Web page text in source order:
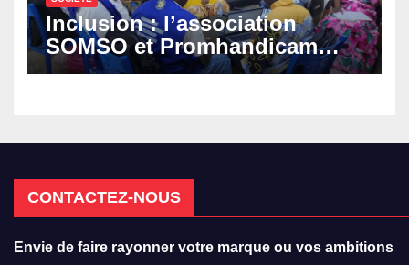
Inclusion : l’association
SOMSO et Promhandicam
militent en faveur d’une
CONTACTEZ-NOUS
Envie de faire rayonner votre marque ou vos ambitions